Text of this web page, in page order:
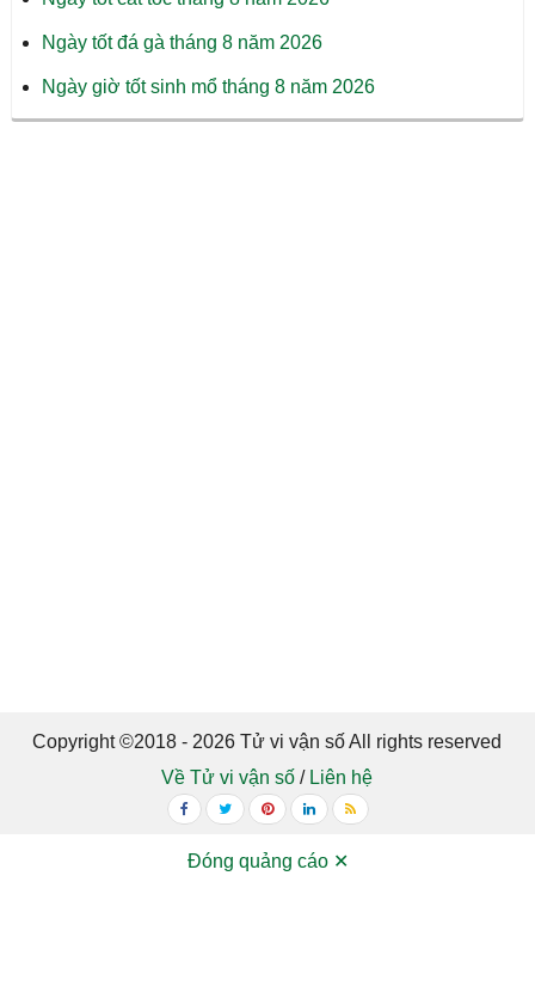
Ngày tốt đá gà tháng 8 năm 2026
Ngày giờ tốt sinh mổ tháng 8 năm 2026
Copyright ©2018 - 2026 Tử vi vận số All rights reserved
Về Tử vi vận số / Liên hệ
Đóng quảng cáo ✕